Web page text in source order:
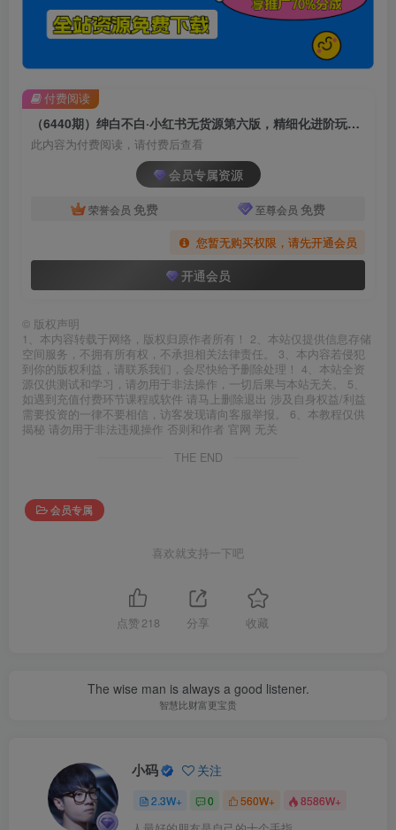
（6440期）绅白不白·小红书无货源第六版，精细化进阶玩法，最全思路运营，可长久操作
此内容为付费阅读，请付费后查看
会员专属资源
荣誉会员 免费 至尊会员 免费
您暂无购买权限，请先开通会员
开通会员
付费阅读
© 版权声明
1、本内容转载于网络，版权归原作者所有！ 2、本站仅提供信息存储
空间服务，不拥有所有权，不承担相关法律责任。 3、本内容若侵犯
到你的版权利益，请联系我们，会尽快给予删除处理！ 4、本站全资
源仅供测试和学习，请勿用于非法操作，一切后果与本站无关。 5、
如遇到充值付费环节课程或软件 请马上删除退出 涉及自身权益/利益
需要投资的一律不要相信，访客发现请向客服举报。 6、本教程仅供
揭秘 请勿用于非法违规操作 否则和作者 官网 无关
THE END
会员专属
喜欢就支持一下吧
点赞 218 分享 收藏
The wise man is always a good listener.
智慧比财富更宝贵
小码 关注
2.3W+ 0 560W+ 8586W+